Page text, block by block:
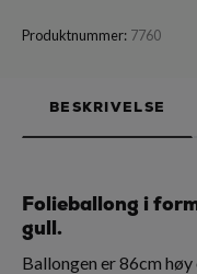
Produktnummer: 7760
BESKRIVELSE
Folieballong i
gull.
Ballongen er 86cm